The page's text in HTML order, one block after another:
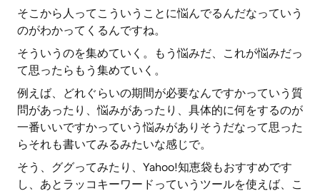
そこから人ってこういうことに悩んでるんだなっていう
のがわかってくるんですね。
そういうのを集めていく。もう悩みだ、これが悩みだっ
て思ったらもう集めていく。
例えば、どれぐらいの期間が必要なんですかっていう質
問があったり、悩みがあったり、具体的に何をするのが
一番いいですかっていう悩みがありそうだなって思った
らそれも書いてみるみたいな感じで。
そう、ググってみたり、Yahoo!知恵袋もおすすめです
し、あとラッコキーワードっていうツールを使えば、こ